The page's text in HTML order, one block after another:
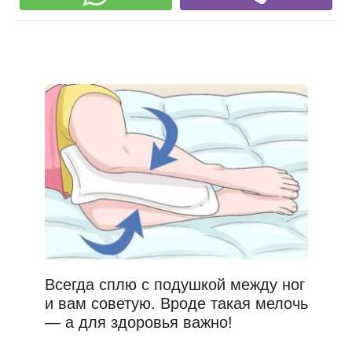
Всегда сплю с подушкой между ног
и вам советую. Вроде такая мелочь
— а для здоровья важно!